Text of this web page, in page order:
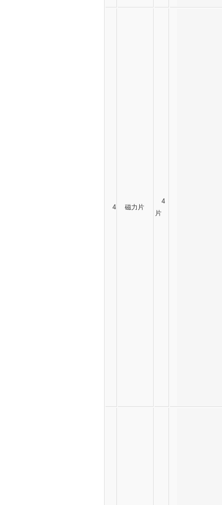
4 磁力片
4
片